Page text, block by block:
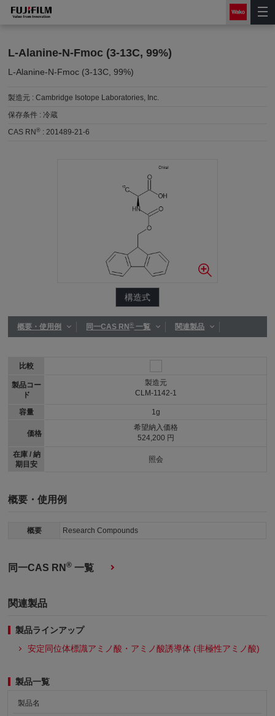
L-Alanine-N-Fmoc (3-13C, 99%)
L-Alanine-N-Fmoc (3-13C, 99%)
製造元 :Cambridge Isotope Laboratories, Inc.
保存条件 :冷蔵
CAS RN® :201489-21-6
構造式
概要・使用例 同一CAS RN®一覧 関連製品
比較
製品コー
ド
容量
価格
在庫 / 納
期目安
製造元
CLM-1142-1
1g
希望納入価格
524,200 円
照会
概要・使用例
概要 Research Compounds
同一CAS RN® 一覧
関連製品
製品ラインアップ
安定同位体標識アミノ酸・アミノ酸誘導体 (非極性アミノ酸)
製品一覧
製品名